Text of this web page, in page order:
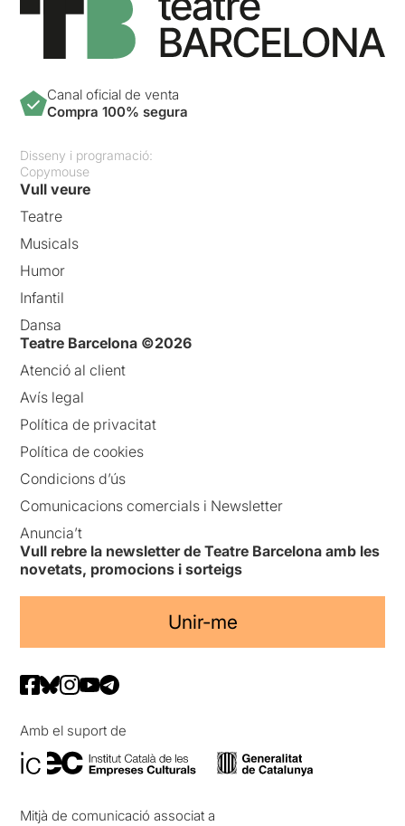
Canal oficial de venta
Compra 100% segura
Disseny i programació:
Copymouse
Vull veure
Teatre
Musicals
Humor
Infantil
Dansa
Teatre Barcelona ©2026
Atenció al client
Avís legal
Política de privacitat
Política de cookies
Condicions d’ús
Comunicacions comercials i Newsletter
Anuncia’t
Vull rebre la newsletter de Teatre Barcelona amb les
novetats, promocions i sorteigs
Unir-me
Amb el suport de
Mitjà de comunicació associat a